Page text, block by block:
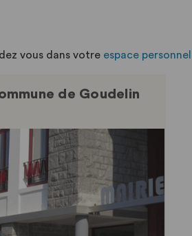
vous dans votre espace personnel
de Goudelin